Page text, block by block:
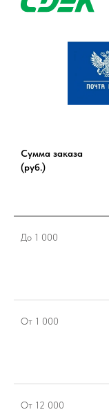
Сумма заказа
(руб.)
До 1 000
От 1 000
От 12 000